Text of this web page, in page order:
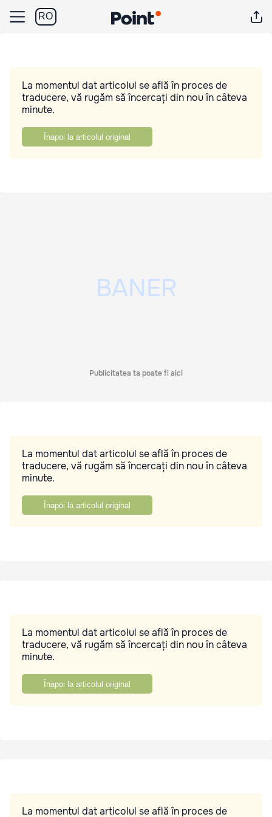
RO
La momentul dat articolul se află în proces de
traducere, vă rugăm să încercați din nou în câteva
minute.
Înapoi la articolul original
Publicitatea ta poate fi aici
La momentul dat articolul se află în proces de
traducere, vă rugăm să încercați din nou în câteva
minute.
Înapoi la articolul original
La momentul dat articolul se află în proces de
traducere, vă rugăm să încercați din nou în câteva
minute.
Înapoi la articolul original
La momentul dat articolul se află în proces de